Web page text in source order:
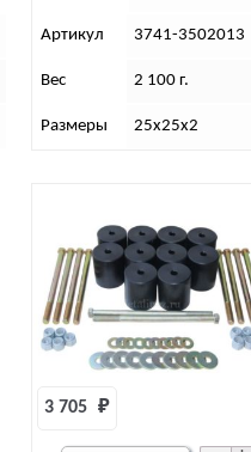
Артикул 3741-3502013
Вес 2 100 г.
Размеры 25х25х2
3 705 ₽